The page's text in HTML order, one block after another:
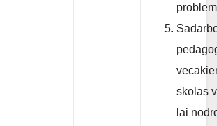
skolas
lai